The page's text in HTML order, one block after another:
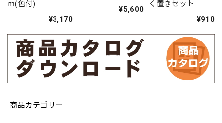
商品カテゴリー
ｍ(色付)
¥3,170
¥5,600
く置きセット
¥910